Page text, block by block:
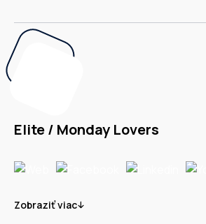
Elite / Monday Lovers
Zobraziť viac